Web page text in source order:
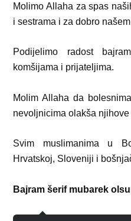
Molimo Allaha za spas
i sestrama i za dobro
Podijelimo radost
komšijama i prijateljima.
Molim Allaha da
nevoljnicima olakša njihove
Svim muslimanima u
Hrvatskoj, Sloveniji i
Bajram šerif mubarek